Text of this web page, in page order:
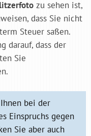
zu sehen ist,
dass Sie nicht
Steuer saßen.
darauf, dass der
Sie
bei der
Einspruchs gegen
Sie aber auch